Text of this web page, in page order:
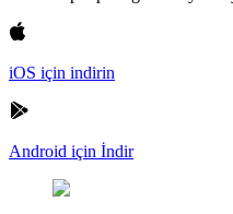
iOS için indirin
Android için İndir